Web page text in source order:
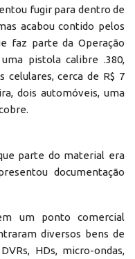
fugir para dentro de
acabou contido pelos
faz parte da Operação
pistola calibre .380,
celulares, cerca de R$ 7
dois automóveis, uma
parte do material era
documentação
um ponto comercial
diversos bens de
HDs, micro-ondas,